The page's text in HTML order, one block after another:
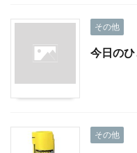
その他
今日の
その他